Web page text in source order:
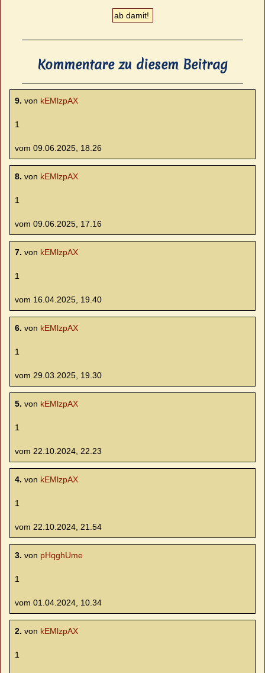
Kommentare zu diesem Beitrag
9. von kEMlzpAX
1
vom 09.06.2025, 18.26
8. von kEMlzpAX
1
vom 09.06.2025, 17.16
7. von kEMlzpAX
1
vom 16.04.2025, 19.40
6. von kEMlzpAX
1
vom 29.03.2025, 19.30
5. von kEMlzpAX
1
vom 22.10.2024, 22.23
4. von kEMlzpAX
1
vom 22.10.2024, 21.54
3. von pHqghUme
1
vom 01.04.2024, 10.34
2. von kEMlzpAX
1